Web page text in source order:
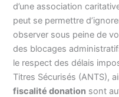
d’une association
peut se permettre
observer sous peine de
des blocages
le respect des délais
Titres Sécurisés (ANTS),
fiscalité donation sont